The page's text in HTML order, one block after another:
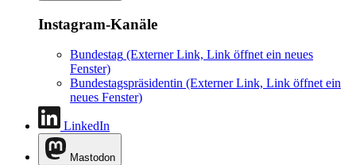
Instagram-Kanäle
Bundestag (Externer Link, Link öffnet ein neues
Fenster)
Bundestagspräsidentin (Externer Link, Link öffnet ein
neues Fenster)
LinkedIn
Mastodon